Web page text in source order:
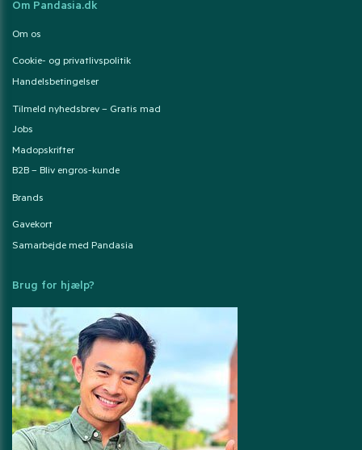
Om Pandasia.dk
Om os
Cookie- og privatlivspolitik
Handelsbetingelser
Tilmeld nyhedsbrev – Gratis mad
Jobs
Madopskrifter
B2B – Bliv engros-kunde
Brands
Gavekort
Samarbejde med Pandasia
Brug for hjælp?